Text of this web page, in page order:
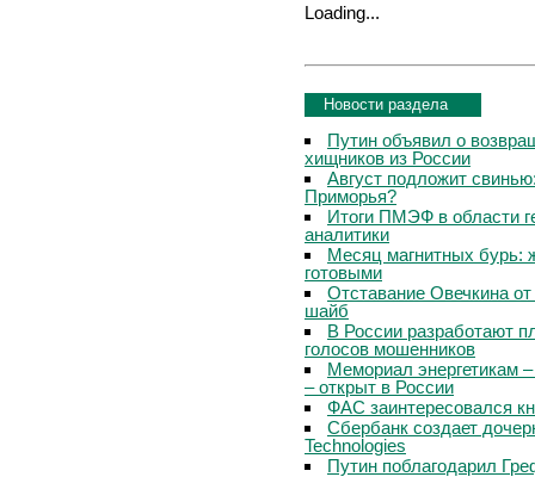
Loading...
Новости раздела
Путин объявил о
хищников из России
Август подложит
Приморья?
Итоги ПМЭФ в области
аналитики
Месяц магнитных бурь:
готовыми
Отставание Овечкина
шайб
В России разработают
голосов мошенников
Мемориал энергетикам
– открыт в России
ФАС заинтересовался
Сбербанк создает
Technologies
Путин поблагодарил